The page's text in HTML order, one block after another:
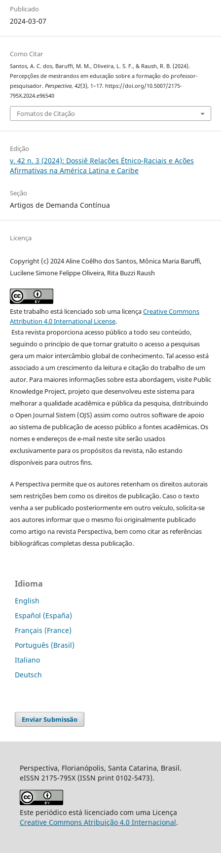
Publicado
2024-03-07
Como Citar
Santos, A. C. dos, Baruffi, M. M., Oliveira, L. S. F., & Raush, R. B. (2024).
Percepções de mestrandos em educação sobre a formação do professor-
pesquisador. Perspectiva, 42(3), 1–17. https://doi.org/10.5007/2175-
795X.2024.e96540
Fomatos de Citação
Edição
v. 42 n. 3 (2024): Dossiê Relações Étnico-Raciais e Ações
Afirmativas na América Latina e Caribe
Seção
Artigos de Demanda Contínua
Licença
Copyright (c) 2024 Aline Coêlho dos Santos, Mônica Maria Baruffi,
Lucilene Simone Felippe Oliveira, Rita Buzzi Raush
Este trabalho está licenciado sob uma licençaCreative Commons
Attribution 4.0 International License.
Esta revista proporciona acesso público a todo seu conteúdo,
seguindo o princípio de que tornar gratuito o acesso a pesquisas
gera um maior intercâmbio global de conhecimento. Tal acesso está
associado a um crescimento da leitura e citação do trabalho de um
autor. Para maiores informações sobre esta abordagem, visite Public
Knowledge Project, projeto que desenvolveu este sistema para
melhorar a qualidade acadêmica e pública da pesquisa, distribuindo
o Open Journal Sistem (OJS) assim como outros software de apoio
ao sistema de publicação de acesso público a fontes acadêmicas. Os
nomes e endereços de e-mail neste site serão usados
exclusivamente para os propósitos da revista, não estando
disponíveis para outros fins.
A Perspectiva permite que os autores retenham os direitos autorais
sem restrições bem como os direitos de publicação. Caso o texto
venha a ser publicado posteriormente em outro veículo, solicita-se
aos autores informar que o mesmo foi originalmente publicado
como artigo na revista Perspectiva, bem como citar as referências
bibliográficas completas dessa publicação.
Idioma
English
Español (España)
Français (France)
Português (Brasil)
Italiano
Deutsch
Enviar Submissão
Perspectiva, Florianópolis, Santa Catarina, Brasil.
eISSN 2175-795X (ISSN print 0102-5473).
Este periódico está licenciado com uma Licença
Creative Commons Atribuição 4.0 Internacional.